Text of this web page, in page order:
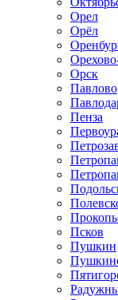
Орел
Орёл
Орск
Павлово
Пенза
Псков
Пушкин